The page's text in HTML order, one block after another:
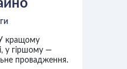
кращому
у гіршому —
провадження.